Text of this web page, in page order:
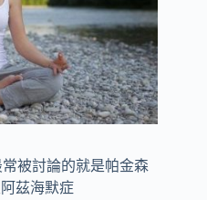
被討論的就是帕金森
阿茲海默症